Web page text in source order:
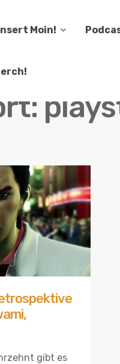
Moin!
gibt es